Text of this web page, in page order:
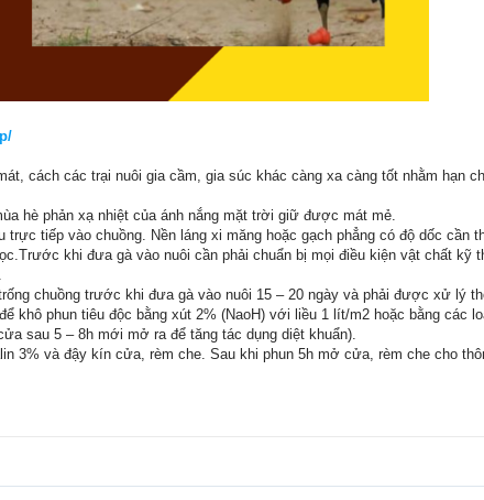
cách các trại nuôi gia cầm, gia súc khác càng xa càng tốt nhằm hạn
hè phản xạ nhiệt của ánh nắng mặt trời giữ được mát mẻ.
tiếp vào chuồng. Nền láng xi măng hoặc gạch phẳng có độ dốc cần
khi đưa gà vào nuôi cần phải chuẩn bị mọi điều kiện vật chất kỹ
chuồng trước khi đưa gà vào nuôi 15 – 20 ngày và phải được xử lý
khô phun tiêu độc bằng xút 2% (NaoH) với liều 1 lít/m2 hoặc bằng các
sau 5 – 8h mới mở ra để tăng tác dụng diệt khuẩn).
3% và đậy kín cửa, rèm che. Sau khi phun 5h mở cửa, rèm che cho